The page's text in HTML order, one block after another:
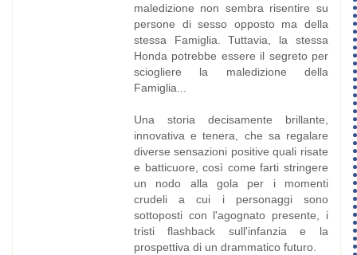
maledizione non sembra risentire su
persone di sesso opposto ma della
stessa Famiglia. Tuttavia, la stessa
Honda potrebbe essere il segreto per
sciogliere la maledizione della
Famiglia...
Una storia decisamente brillante,
innovativa e tenera, che sa regalare
diverse sensazioni positive quali risate
e batticuore, così come farti stringere
un nodo alla gola per i momenti
crudeli a cui i personaggi sono
sottoposti con l'agognato presente, i
tristi flashback sull'infanzia e la
prospettiva di un drammatico futuro.